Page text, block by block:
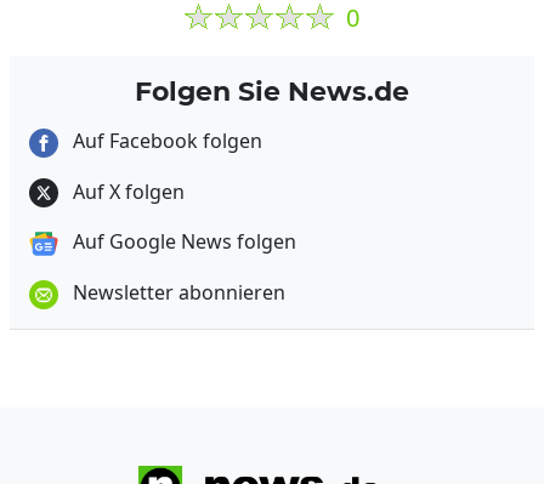
0
Folgen Sie News.de
Auf Facebook folgen
Auf X folgen
Auf Google News folgen
Newsletter abonnieren